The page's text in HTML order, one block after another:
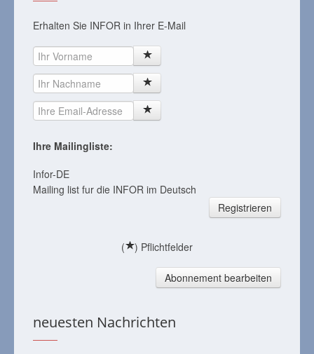
Erhalten Sie INFOR in Ihrer E-Mail
Ihre Mailingliste:
Infor-DE
Mailing list fur die INFOR im Deutsch
Registrieren
( ) Pflichtfelder
Abonnement bearbeiten
neuesten Nachrichten